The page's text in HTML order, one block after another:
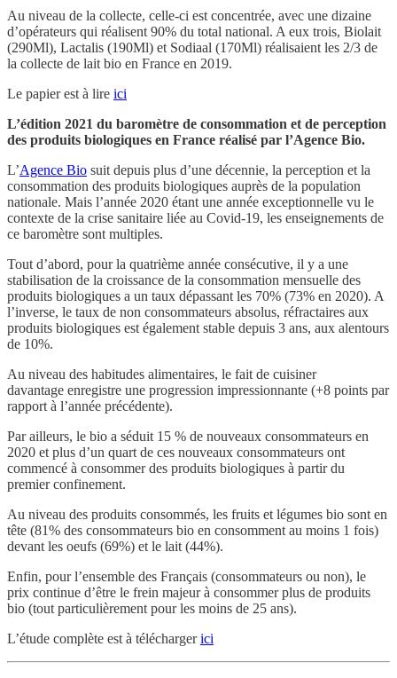
Au niveau de la collecte, celle-ci est concentrée, avec une dizaine
d’opérateurs qui réalisent 90% du total national. A eux trois, Biolait
(290Ml), Lactalis (190Ml) et Sodiaal (170Ml) réalisaient les 2/3 de
la collecte de lait bio en France en 2019.
Le papier est à lire ici
L’édition 2021 du baromètre de consommation et de perception
des produits biologiques en France réalisé par l’Agence Bio.
L’Agence Bio suit depuis plus d’une décennie, la perception et la
consommation des produits biologiques auprès de la population
nationale. Mais l’année 2020 étant une année exceptionnelle vu le
contexte de la crise sanitaire liée au Covid-19, les enseignements de
ce baromètre sont multiples.
Tout d’abord, pour la quatrième année consécutive, il y a une
stabilisation de la croissance de la consommation mensuelle des
produits biologiques a un taux dépassant les 70% (73% en 2020). A
l’inverse, le taux de non consommateurs absolus, réfractaires aux
produits biologiques est également stable depuis 3 ans, aux alentours
de 10%.
Au niveau des habitudes alimentaires, le fait de cuisiner
davantage enregistre une progression impressionnante (+8 points par
rapport à l’année précédente).
Par ailleurs, le bio a séduit 15 % de nouveaux consommateurs en
2020 et plus d’un quart de ces nouveaux consommateurs ont
commencé à consommer des produits biologiques à partir du
premier confinement.
Au niveau des produits consommés, les fruits et légumes bio sont en
tête (81% des consommateurs bio en consomment au moins 1 fois)
devant les oeufs (69%) et le lait (44%).
Enfin, pour l’ensemble des Français (consommateurs ou non), le
prix continue d’être le frein majeur à consommer plus de produits
bio (tout particulièrement pour les moins de 25 ans).
L’étude complète est à téléchargerici